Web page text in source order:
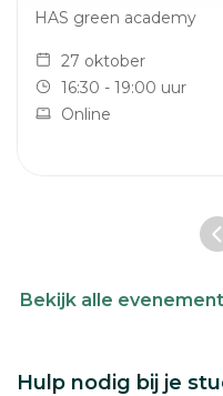
HAS green academy
27 oktober
16:30 - 19:00 uur
Online
Bekijk alle
Hulp nodig bij je